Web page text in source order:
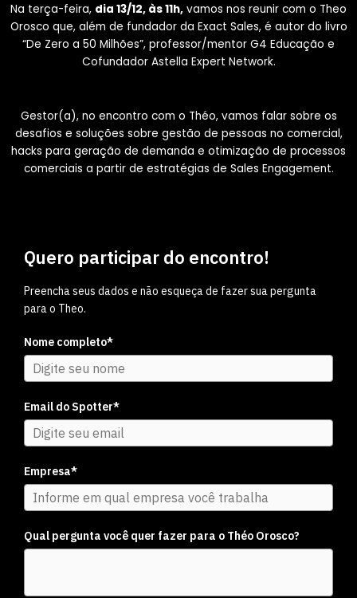
Na terça-feira, dia 13/12, às 11h, vamos nos reunir com o Theo
Orosco que, além de fundador da Exact Sales, é autor do livro
“De Zero a 50 Milhões”, professor/mentor G4 Educação e
Cofundador Astella Expert Network.
Gestor(a), no encontro com o Théo, vamos falar sobre os
desafios e soluções sobre gestão de pessoas no comercial,
hacks para geração de demanda e otimização de processos
comerciais a partir de estratégias de Sales Engagement.
Quero participar do encontro!
Preencha seus dados e não esqueça de fazer sua pergunta
para o Theo.
Nome completo*
Email do Spotter*
Empresa*
Qual pergunta você quer fazer para o Théo Orosco?